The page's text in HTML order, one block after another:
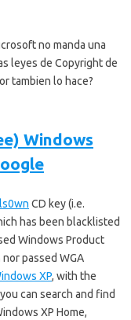
no manda una
leyes de Copyright de
tambien lo hace?
Windows
 CD key (i.e.
has been blacklisted
Windows Product
passed WGA
XP, with the
can search and find
XP Home,